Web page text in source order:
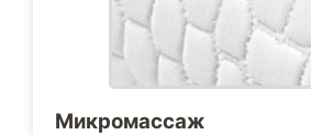
Микромассаж